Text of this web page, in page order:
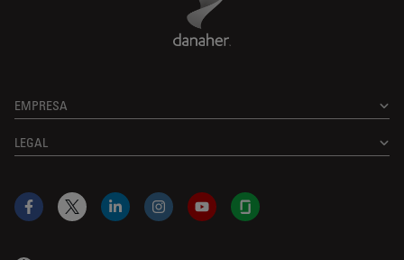
EMPRESA
LEGAL
Facebook
X LinkedInInstagramYouTubeGlassdoor